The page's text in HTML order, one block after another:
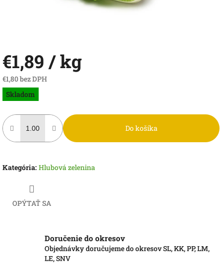
€1,89 / kg
€1,80 bez DPH
Jednotková
cena:
Skladom
Do košíka
Kategória: Hlubová zelenina
OPÝTAŤ SA
Doručenie do okresov
Objednávky doručujeme do okresov SL, KK, PP, LM,
LE, SNV